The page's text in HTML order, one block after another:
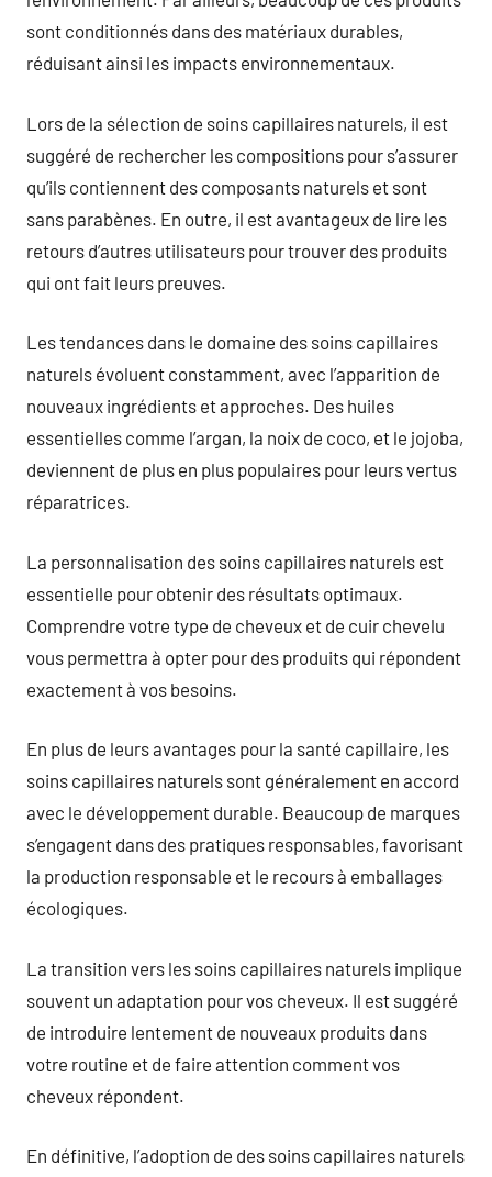
sont conditionnés dans des matériaux durables,
réduisant ainsi les impacts environnementaux.
Lors de la sélection de soins capillaires naturels, il est
suggéré de rechercher les compositions pour s’assurer
qu’ils contiennent des composants naturels et sont
sans parabènes. En outre, il est avantageux de lire les
retours d’autres utilisateurs pour trouver des produits
qui ont fait leurs preuves.
Les tendances dans le domaine des soins capillaires
naturels évoluent constamment, avec l’apparition de
nouveaux ingrédients et approches. Des huiles
essentielles comme l’argan, la noix de coco, et le jojoba,
deviennent de plus en plus populaires pour leurs vertus
réparatrices.
La personnalisation des soins capillaires naturels est
essentielle pour obtenir des résultats optimaux.
Comprendre votre type de cheveux et de cuir chevelu
vous permettra à opter pour des produits qui répondent
exactement à vos besoins.
En plus de leurs avantages pour la santé capillaire, les
soins capillaires naturels sont généralement en accord
avec le développement durable. Beaucoup de marques
s’engagent dans des pratiques responsables, favorisant
la production responsable et le recours à emballages
écologiques.
La transition vers les soins capillaires naturels implique
souvent un adaptation pour vos cheveux. Il est suggéré
de introduire lentement de nouveaux produits dans
votre routine et de faire attention comment vos
cheveux répondent.
En définitive, l’adoption de des soins capillaires naturels